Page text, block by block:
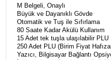
M Belgeli, Onaylı
Büyük ve Dayanıklı Gövde
Otomatik ve Tuş ile Sıfırlama
80 Saate Kadar Akülü Kullanım
15 Adet tek tuşla ulaşılabilir PLU
250 Adet PLU (Birim Fiyat
Yazıcı, Bilgisayar Bağlantı